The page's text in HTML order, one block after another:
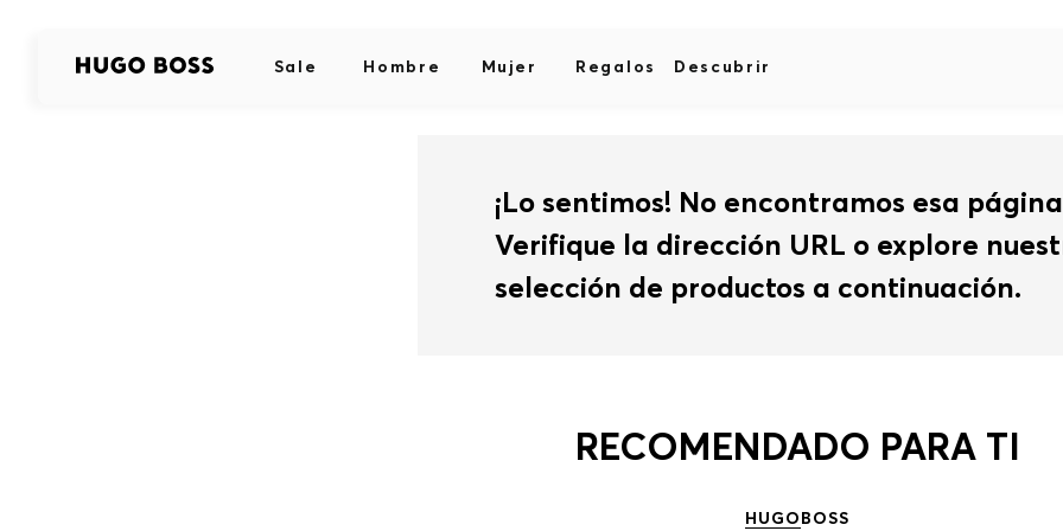
Sale Hombre Mujer Regalos Descubrir
¡Lo sentimos! No encontramos esa
Verifique la dirección URL o explore
selección de productos a continuación.
RECOMENDADO PARA TI
HUGOBOSS